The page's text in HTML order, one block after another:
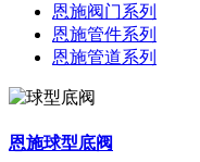
恩施阀门系列
恩施管件系列
恩施管道系列
恩施球型底阀